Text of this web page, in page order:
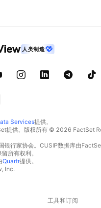
人类制造
Services提供。
提供。版权所有 © 2026 FactSet
行家协会。CUSIP数据库由
所有权利。
Quartr提供。
Inc.
工具和订阅